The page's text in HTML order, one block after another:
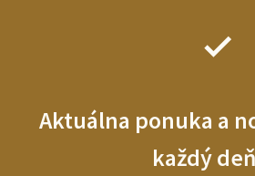
Aktuálna ponuka a
každý deň